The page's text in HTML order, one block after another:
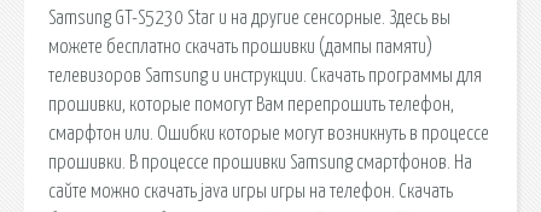
Samsung GT-S5230 Star и на другие сенсорные. Здесь вы
можете бесплатно скачать прошивки (дампы памяти)
телевизоров Samsung и инструкции. Скачать программы для
прошивки, которые помогут Вам перепрошить телефон,
смарфтон или. Ошибки которые могут возникнуть в процессе
прошивки. В процессе прошивки Samsung смартфонов. На
сайте можно скачать java игры игры на телефон. Скачать